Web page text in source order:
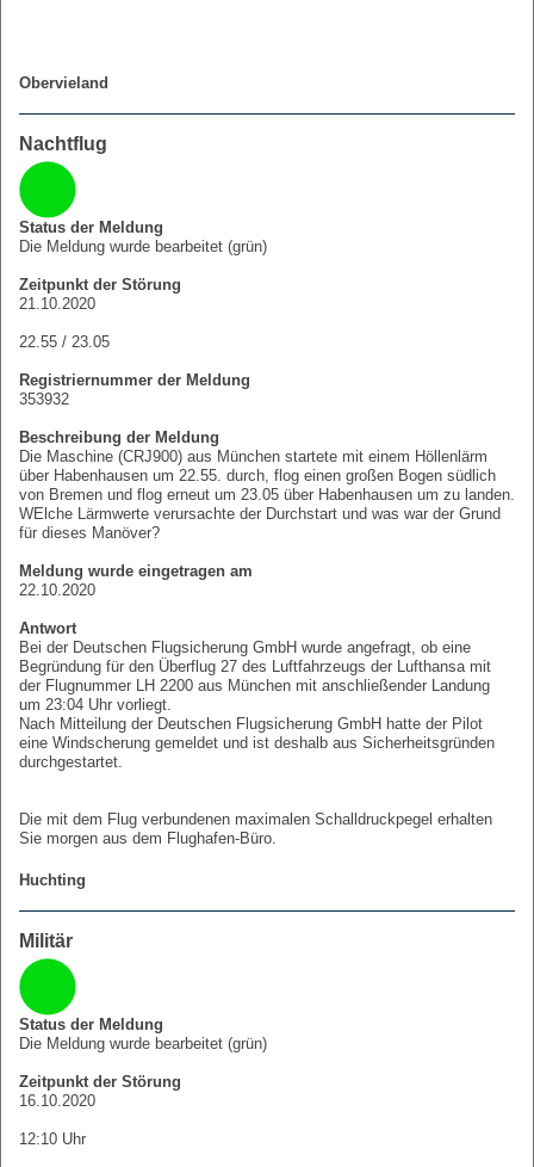
Obervieland
Nachtflug
Status der Meldung
Die Meldung wurde bearbeitet (grün)
Zeitpunkt der Störung
21.10.2020
22.55 / 23.05
Registriernummer der Meldung
353932
Beschreibung der Meldung
Die Maschine (CRJ900) aus München startete mit einem Höllenlärm
über Habenhausen um 22.55. durch, flog einen großen Bogen südlich
von Bremen und flog erneut um 23.05 über Habenhausen um zu landen.
WElche Lärmwerte verursachte der Durchstart und was war der Grund
für dieses Manöver?
Meldung wurde eingetragen am
22.10.2020
Antwort
Bei der Deutschen Flugsicherung GmbH wurde angefragt, ob eine
Begründung für den Überflug 27 des Luftfahrzeugs der Lufthansa mit
der Flugnummer LH 2200 aus München mit anschließender Landung
um 23:04 Uhr vorliegt.
Nach Mitteilung der Deutschen Flugsicherung GmbH hatte der Pilot
eine Windscherung gemeldet und ist deshalb aus Sicherheitsgründen
durchgestartet.
Die mit dem Flug verbundenen maximalen Schalldruckpegel erhalten
Sie morgen aus dem Flughafen-Büro.
Huchting
Militär
Status der Meldung
Die Meldung wurde bearbeitet (grün)
Zeitpunkt der Störung
16.10.2020
12:10 Uhr